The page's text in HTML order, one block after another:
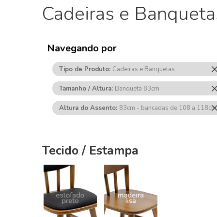
Cadeiras e
Navegando por
Tipo de Produto Cadeiras e Banquetas
Tamanho / Altura Banqueta 83cm
Altura do Assento 83cm - bancadas de 108 a 118cm
Tecido / Estampa